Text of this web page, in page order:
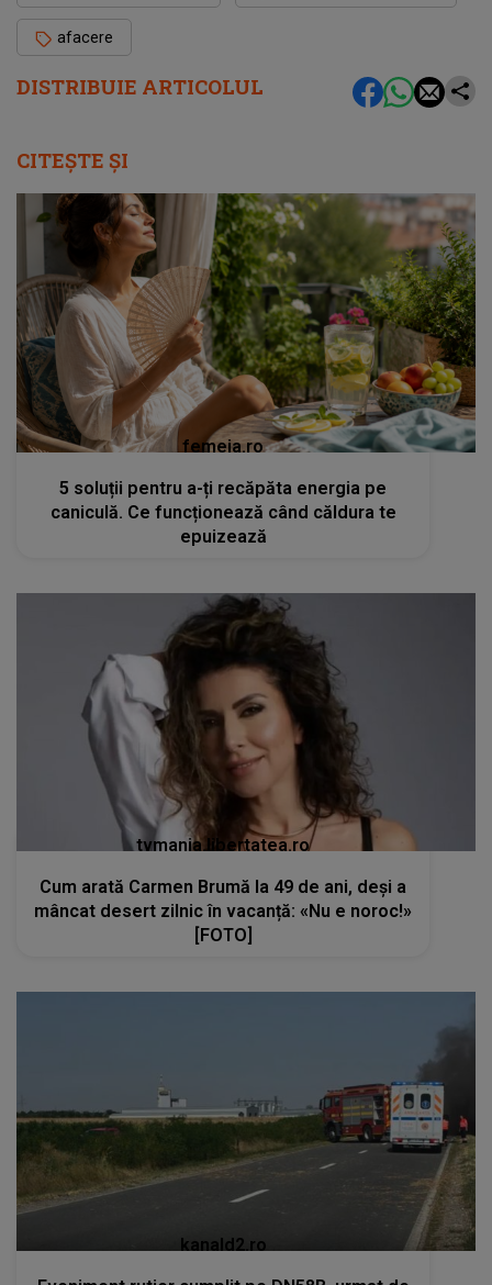
DISTRIBUIE ARTICOLUL
afacere
CITEȘTE ȘI
femeia.ro
5 soluții pentru a-ți recăpăta energia pe
caniculă. Ce funcționează când căldura te
epuizează
tvmania.libertatea.ro
Cum arată Carmen Brumă la 49 de ani, deși a
mâncat desert zilnic în vacanță: «Nu e noroc!»
[FOTO]
kanald2.ro